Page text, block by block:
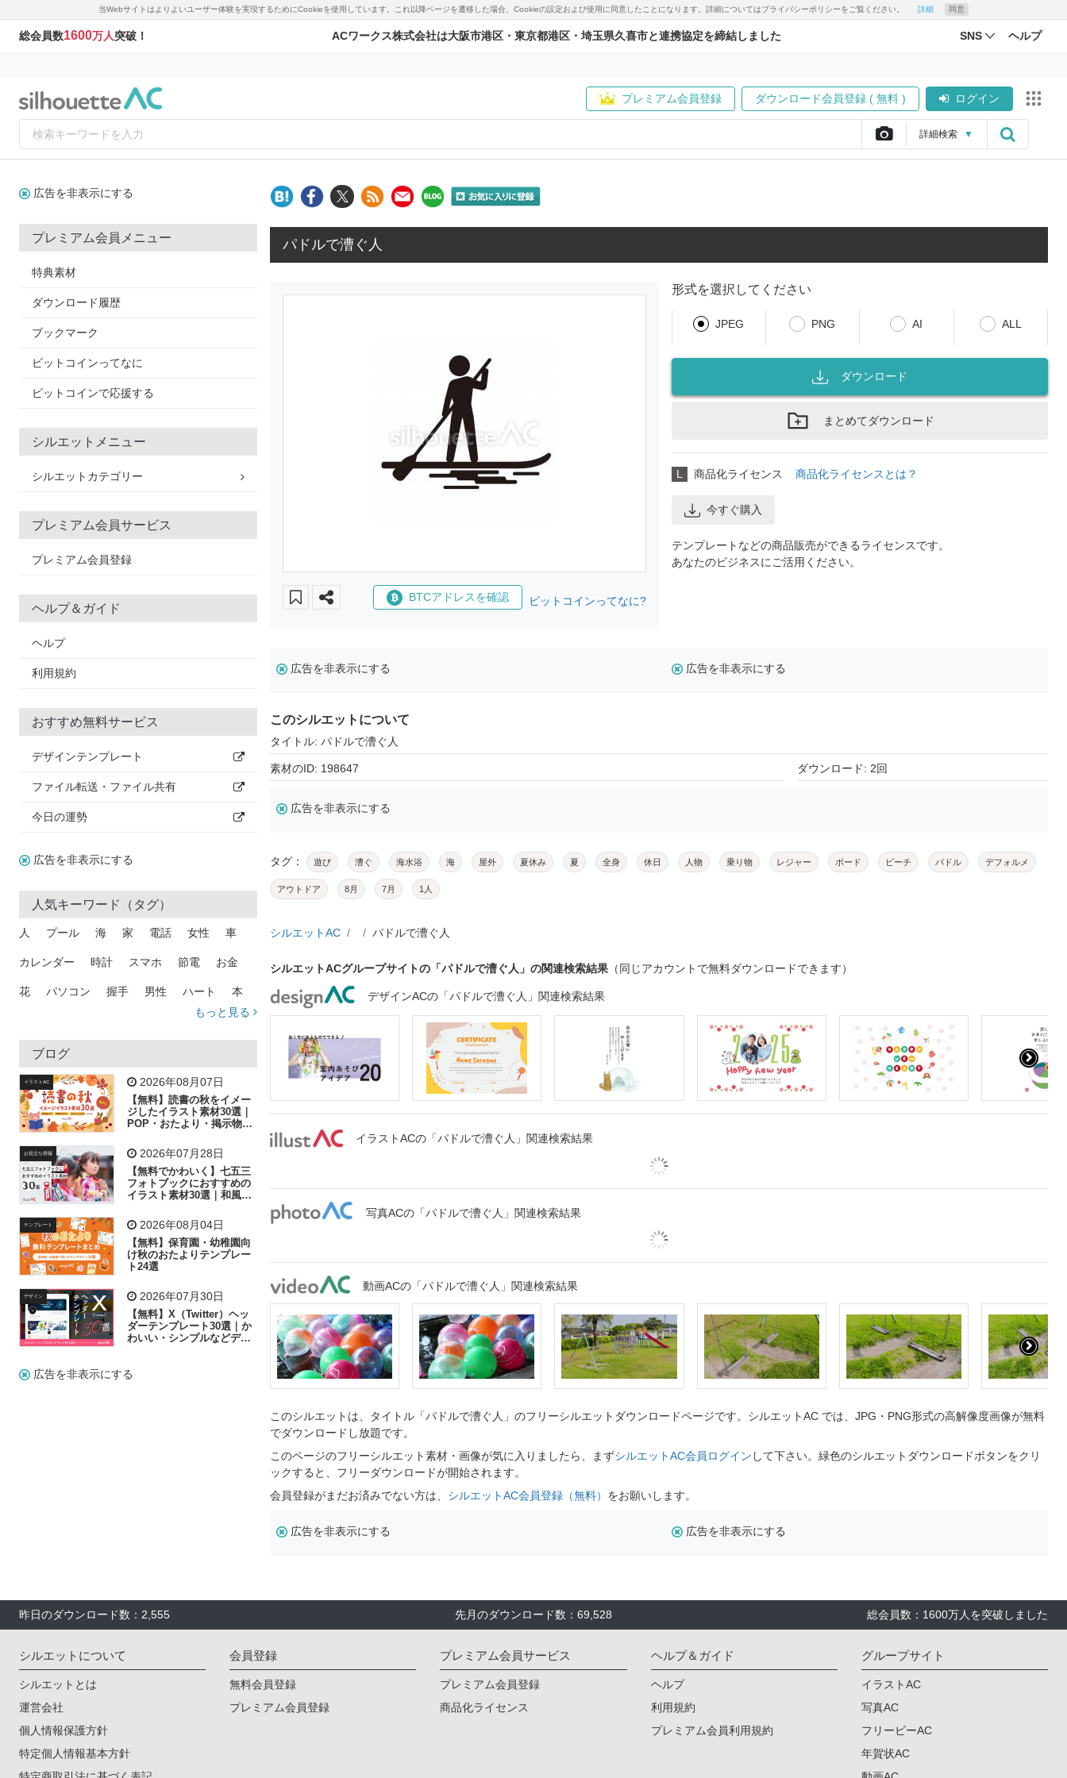
当Webサイトはよりよいユーザー体験を実現するためにCookieを使用しています。これ以降ページを遷移した場合、Cookieの設定および使用に同意したことになります。詳細についてはプライバシーポリシーをご覧ください。 詳細 同意
総会員数1600万人突破！ ACワークス株式会社は大阪市港区・東京都港区・埼玉県久喜市と連携協定を締結しました SNS ヘルプ
プレミアム会員登録 ダウンロード会員登録 ( 無料 ) ログイン
詳細検索 ▼
広告を非表示にする
プレミアム会員メニュー
特典素材
ダウンロード履歴
ブックマーク
ビットコインってなに
ビットコインで応援する
シルエットメニュー
シルエットカテゴリー
プレミアム会員サービス
プレミアム会員登録
ヘルプ＆ガイド
ヘルプ
利用規約
おすすめ無料サービス
デザインテンプレート
ファイル転送・ファイル共有
今日の運勢
広告を非表示にする
人気キーワード（タグ）
人 プール 海 家 電話 女性 車
カレンダー 時計 スマホ 節電 お金
花 パソコン 握手 男性 ハート 本
トラック 木
吹き出し
飛行機 グラフ ビル 魚 家族 書類
歩く 工場 会社 太陽 キラキラ
子供 作業員 葉 相談 ピクトグラム
もっと見る
ブログ
イラストAC 2026年08月07日
【無料】読書の秋をイメー
ジしたイラスト素材30選｜
POP・おたより・掲示物に
お役立ち情報 2026年07月28日
【無料でかわいく】七五三
フォトブックにおすすめの
イラスト素材30選｜和風の
テンプレート 2026年08月04日
【無料】保育園・幼稚園向
け秋のおたよりテンプレー
ト24選
デザイン 2026年07月30日
【無料】X（Twitter）ヘッ
ダーテンプレート30選｜か
わいい・シンプルなどデザ
広告を非表示にする
パドルで漕ぐ人
BTCアドレスを確認 ビットコインってなに?
形式を選択してください
JPEG PNG AI ALL
ダウンロード
まとめてダウンロード
L 商品化ライセンス 商品化ライセンスとは？
今すぐ購入
テンプレートなどの商品販売ができるライセンスです。
あなたのビジネスにご活用ください。
広告を非表示にする 広告を非表示にする
このシルエットについて
タイトル: パドルで漕ぐ人
素材のID: 198647 ダウンロード: 2回
広告を非表示にする
タグ： 遊び 漕ぐ 海水浴 海 屋外 夏休み 夏 全身 休日 人物 乗り物 レジャー ボード ビーチ パドル デフォルメ
アウトドア 8月 7月 1人
シルエットAC パドルで漕ぐ人
シルエットACグループサイトの「パドルで漕ぐ人」の関連検索結果 （同じアカウントで無料ダウンロードできます）
デザインACの「パドルで漕ぐ人」関連検索結果
イラストACの「パドルで漕ぐ人」関連検索結果
写真ACの「パドルで漕ぐ人」関連検索結果
動画ACの「パドルで漕ぐ人」関連検索結果
このシルエットは、タイトル「パドルで漕ぐ人」のフリーシルエットダウンロードページです。シルエットAC では、JPG・PNG形式の高解像度画像が無料
でダウンロードし放題です。
このページのフリーシルエット素材・画像が気に入りましたら、まずシルエットAC会員ログイン して下さい。緑色のシルエットダウンロードボタンをクリ
ックすると、フリーダウンロードが開始されます。
会員登録がまだお済みでない方は、 シルエットAC会員登録（無料） をお願いします。
広告を非表示にする 広告を非表示にする
昨日のダウンロード数：2,555 先月のダウンロード数：69,528 総会員数：1600万人を突破しました
シルエットについて
シルエットとは
運営会社
個人情報保護方針
特定個人情報基本方針
会員登録
無料会員登録
プレミアム会員登録
プレミアム会員サービス
プレミアム会員登録
商品化ライセンス
ヘルプ＆ガイド
ヘルプ
利用規約
プレミアム会員利用規約
グループサイト
イラストAC
写真AC
フリービーAC
年賀状AC